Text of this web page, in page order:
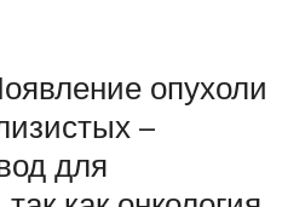
опухоли
–
для